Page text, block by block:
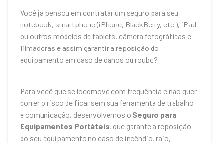
Você já pensou em contratar um seguro para seu
notebook, smartphone (iPhone, BlackBerry, etc.), iPad
ou outros modelos de tablets, câmera fotográficas e
filmadoras e assim garantir a reposição do
equipamento em caso de danos ou roubo?
Para você que se locomove com frequência e não quer
correr o risco de ficar sem sua ferramenta de trabalho
e comunicação, desenvolvemos o Seguro para
Equipamentos Portáteis, que garante a reposição
do seu equipamento no caso de incêndio, raio,